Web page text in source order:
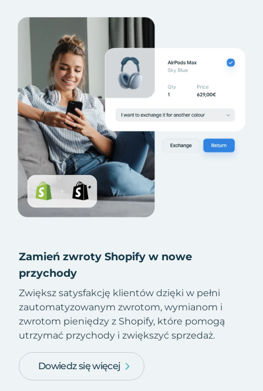
Zamień zwroty Shopify w nowe
przychody
Zwiększ satysfakcję klientów dzięki w pełni
zautomatyzowanym zwrotom, wymianom i
zwrotom pieniędzy z Shopify, które pomogą
utrzymać przychody i zwiększyć sprzedaż.
Dowiedz się więcej